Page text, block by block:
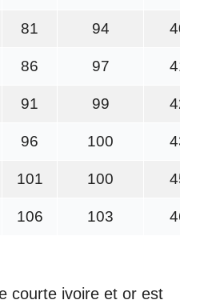
81 94 40
86 97 41
91 99 42
96 100 43
101 100 45
106 103 46
courte ivoire et or est